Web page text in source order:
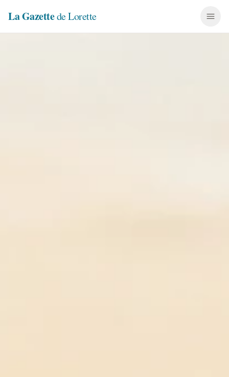
La Gazettede Lorette